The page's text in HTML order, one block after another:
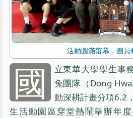
活動圓滿落幕，團員
國
立東華大學學生事
兔團隊（Dong
動深耕計畫分項6.2
生活動園區穿堂熱鬧舉辦年